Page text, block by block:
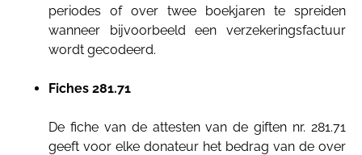
periodes of over twee boekjaren te spreiden
wanneer bijvoorbeeld een verzekeringsfactuur
wordt gecodeerd.
Fiches 281.71
De fiche van de attesten van de giften nr. 281.71
geeft voor elke donateur het bedrag van de over